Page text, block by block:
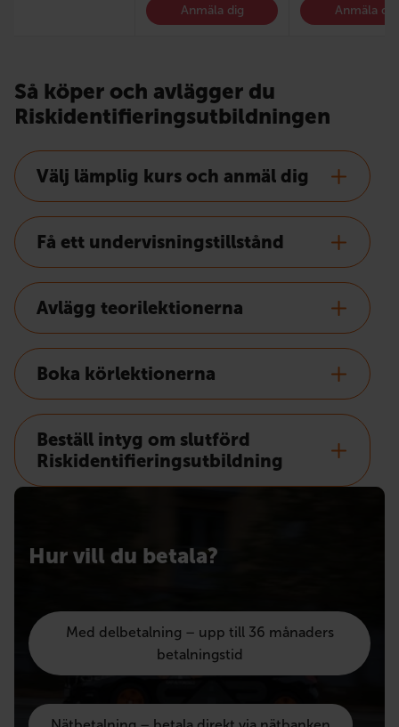
Anmäla dig Anmäla dig
Så köper och avlägger du
Riskidentifieringsutbildningen
Välj lämplig kurs och anmäl dig
Få ett undervisningstillstånd
Avlägg teorilektionerna
Boka körlektionerna
Beställ intyg om slutförd
Riskidentifieringsutbildning
Hur vill du betala?
Med delbetalning – upp till 36 månaders
betalningstid